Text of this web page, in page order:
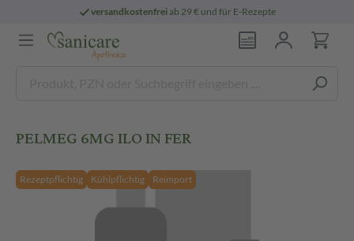
versandkostenfreiab 29 € und für E-Rezepte
PELMEG 6MG ILO IN FER
Rezeptpflichtig Kühlpflichtig Reimport